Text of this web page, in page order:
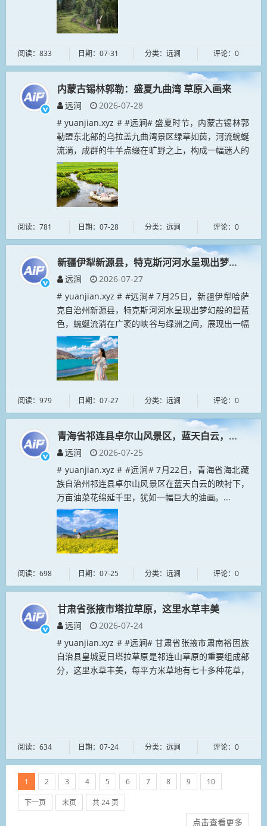
阅读：833 日期：07-31 分类：远涧 评论：0
内蒙古锡林郭勒：盛夏九曲湾 草原入画来
远涧
2026-07-28
# yuanjian.xyz # #远涧# 盛夏时节，内蒙古锡林郭
勒盟东北部的乌拉盖九曲湾景区绿草如茵，河流蜿蜒
流淌，成群的牛羊点缀在旷野之上，构成一幅迷人的
画卷，吸引各地游客前来观光，感受自然之美。...
阅读：781 日期：07-28 分类：远涧 评论：0
新疆伊犁新源县，特克斯河河水呈现出梦幻般的
远涧
2026-07-27
# yuanjian.xyz # #远涧# 7月25日，新疆伊犁哈萨
克自治州新源县，特克斯河河水呈现出梦幻般的碧蓝
色，蜿蜒流淌在广袤的峡谷与绿洲之间，展现出一幅
壮丽秀美的自然生态画卷。# yingyuan.xyz #...
阅读：979 日期：07-27 分类：远涧 评论：0
青海省祁连县卓尔山风景区，蓝天白云，万亩油
远涧
2026-07-25
# yuanjian.xyz # #远涧# 7月22日，青海省海北藏
族自治州祁连县卓尔山风景区在蓝天白云的映衬下，
万亩油菜花绵延千里，犹如一幅巨大的油画。...
阅读：698 日期：07-25 分类：远涧 评论：0
甘肃省张掖市塔拉草原，这里水草丰美
远涧
2026-07-24
# yuanjian.xyz # #远涧# 甘肃省张掖市肃南裕固族
自治县皇城夏日塔拉草原是祁连山草原的重要组成部
分，这里水草丰美，每平方米草地有七十多种花草，
阅读：634 日期：07-24 分类：远涧 评论：0
1 2 3 4 5 6 7 8 9 10
下一页 末页 共 24 页
点击查看更多